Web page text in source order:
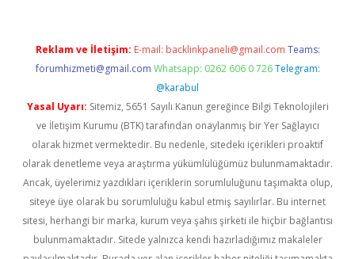
Reklam ve İletişim: E-mail: backlinkpaneli@gmail.com Teams:
forumhizmeti@gmail.com Whatsapp: 0262 606 0 726 Telegram:
@karabul
Yasal Uyarı: Sitemiz, 5651 Sayılı Kanun gereğince Bilgi Teknolojileri
ve İletişim Kurumu (BTK) tarafından onaylanmış bir Yer Sağlayıcı
olarak hizmet vermektedir. Bu nedenle, sitedeki içerikleri proaktif
olarak denetleme veya araştırma yükümlülüğümüz bulunmamaktadır.
Ancak, üyelerimiz yazdıkları içeriklerin sorumluluğunu taşımakta olup,
siteye üye olarak bu sorumluluğu kabul etmiş sayılırlar. Bu internet
sitesi, herhangi bir marka, kurum veya şahıs şirketi ile hiçbir bağlantısı
bulunmamaktadır. Sitede yalnızca kendi hazırladığımız makaleler